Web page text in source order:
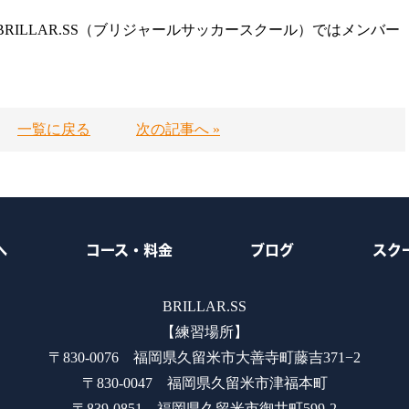
（ブリジャールサッカースクール）ではメンバー
一覧に戻る 次の記事へ »
コース・料金 ブログ スク
BRILLAR.SS
【練習場所】
〒830-0076 福岡県久留米市大善寺町藤吉371−2
〒830-0047 福岡県久留米市津福本町